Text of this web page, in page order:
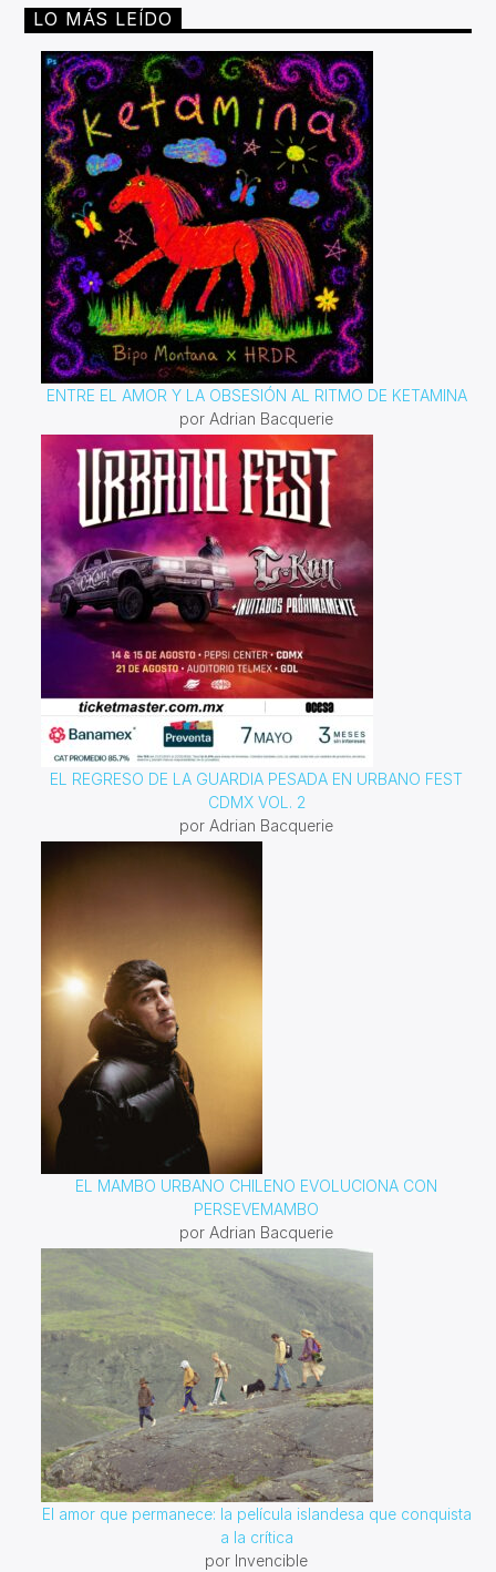
LO MÁS LEÍDO
ENTRE EL AMOR Y LA OBSESIÓN AL RITMO DE KETAMINA
por Adrian Bacquerie
EL REGRESO DE LA GUARDIA PESADA EN URBANO FEST
CDMX VOL. 2
por Adrian Bacquerie
EL MAMBO URBANO CHILENO EVOLUCIONA CON
PERSEVEMAMBO
por Adrian Bacquerie
El amor que permanece: la película islandesa que conquista
a la crítica
por Invencible